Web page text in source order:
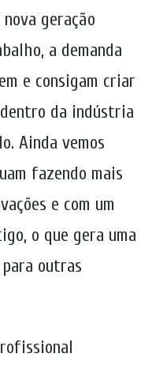
geração
a demanda
e consigam criar
da indústria
Ainda vemos
fazendo mais
e com um
o que gera uma
outras